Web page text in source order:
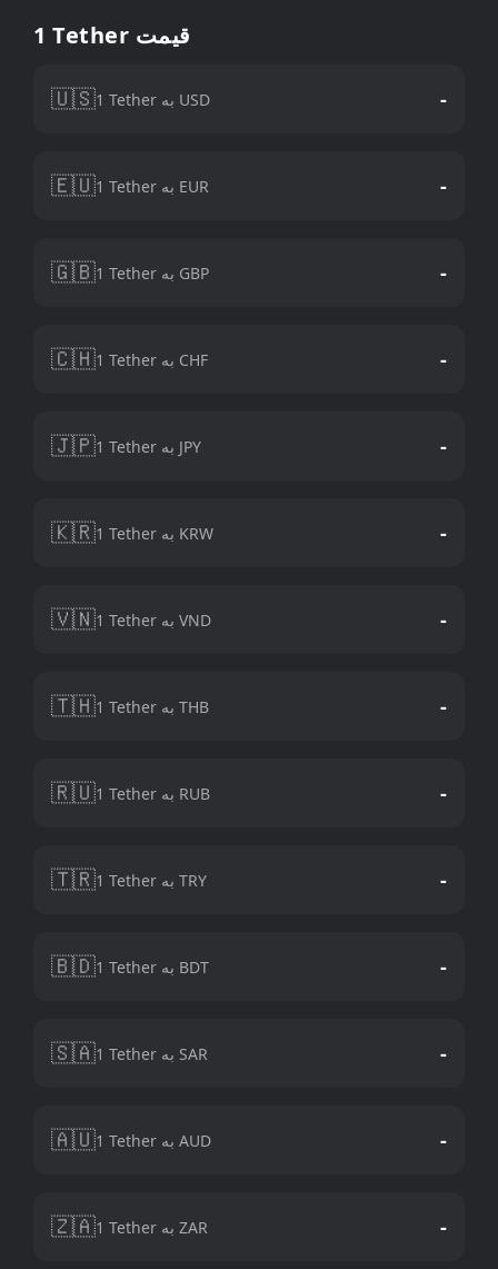
1 Tether قیمت
🇺🇸 1 Tether به USD -
🇪🇺 1 Tether به EUR -
🇬🇧 1 Tether به GBP -
🇨🇭 1 Tether به CHF -
🇯🇵 1 Tether به JPY -
🇰🇷 1 Tether به KRW -
🇻🇳 1 Tether به VND -
🇹🇭 1 Tether به THB -
🇷🇺 1 Tether به RUB -
🇹🇷 1 Tether به TRY -
🇧🇩 1 Tether به BDT -
🇸🇦 1 Tether به SAR -
🇦🇺 1 Tether به AUD -
🇿🇦 1 Tether به ZAR -